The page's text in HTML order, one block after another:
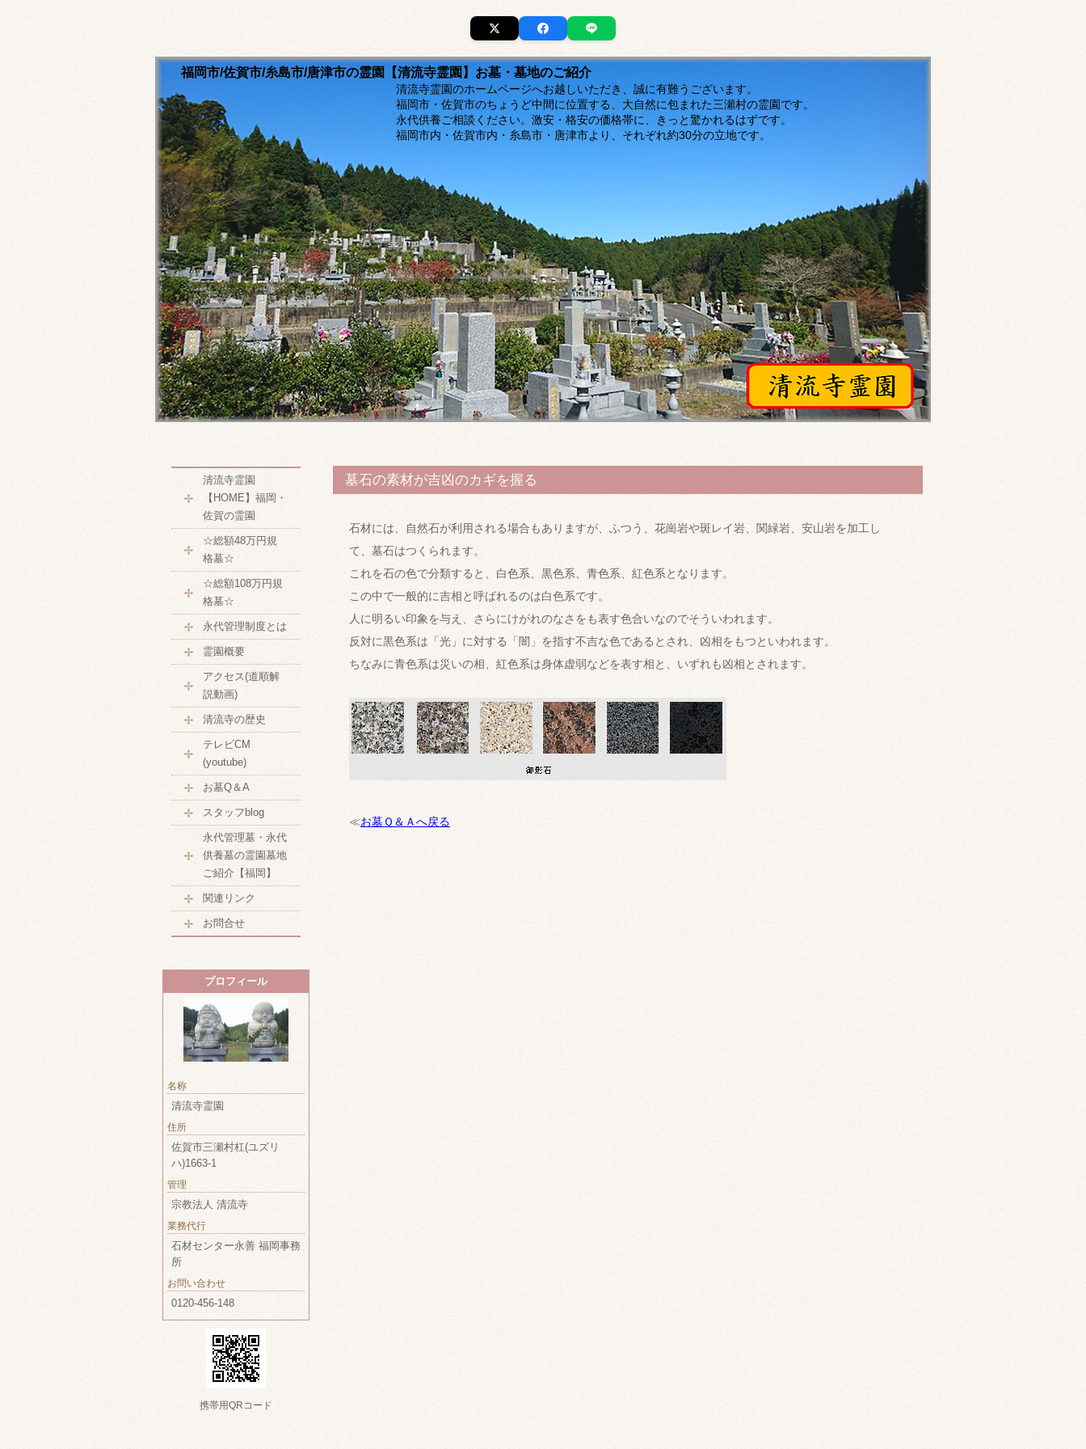
福岡市/佐賀市/糸島市/唐津市の霊園【清流寺霊園】お墓・墓地のご紹介
清流寺霊園のホームページへお越しいただき、誠に有難うございます。
福岡市・佐賀市のちょうど中間に位置する、大自然に包まれた三瀬村の霊園です。
永代供養ご相談ください。激安・格安の価格帯に、きっと驚かれるはずです。
福岡市内・佐賀市内・糸島市・唐津市より、それぞれ約30分の立地です。
墓石の素材が吉凶のカギを握る
石材には、自然石が利用される場合もありますが、ふつう、花崗岩や斑レイ岩、関緑岩、安山岩を加工し
て、墓石はつくられます。
これを石の色で分類すると、白色系、黒色系、青色系、紅色系となります。
この中で一般的に吉相と呼ばれるのは白色系です。
人に明るい印象を与え、さらにけがれのなさをも表す色合いなのでそういわれます。
反対に黒色系は「光」に対する「闇」を指す不吉な色であるとされ、凶相をもつといわれます。
ちなみに青色系は災いの相、紅色系は身体虚弱などを表す相と、いずれも凶相とされます。
≪お墓Ｑ＆Ａへ戻る
清流寺霊園
【HOME】福岡・
佐賀の霊園
☆総額48万円規
格墓☆
☆総額108万円規
格墓☆
永代管理制度とは
霊園概要
アクセス(道順解
説動画)
清流寺の歴史
テレビCM
(youtube)
お墓Q＆A
スタッフblog
永代管理墓・永代
供養墓の霊園墓地
ご紹介【福岡】
関連リンク
お問合せ
プロフィール
名称
清流寺霊園
住所
佐賀市三瀬村杠(ユズリ
ハ)1663-1
管理
宗教法人 清流寺
業務代行
石材センター永善 福岡事務
所
お問い合わせ
0120-456-148
携帯用QRコード